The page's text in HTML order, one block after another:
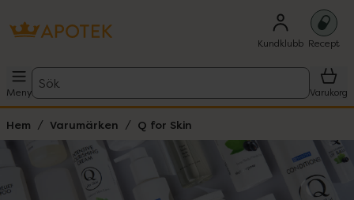
Kundklubb Recept
Meny
Sök
Varukorg
Hem Varumärken Q for Skin